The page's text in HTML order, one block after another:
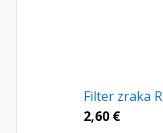
Filter zraka
2,60 €